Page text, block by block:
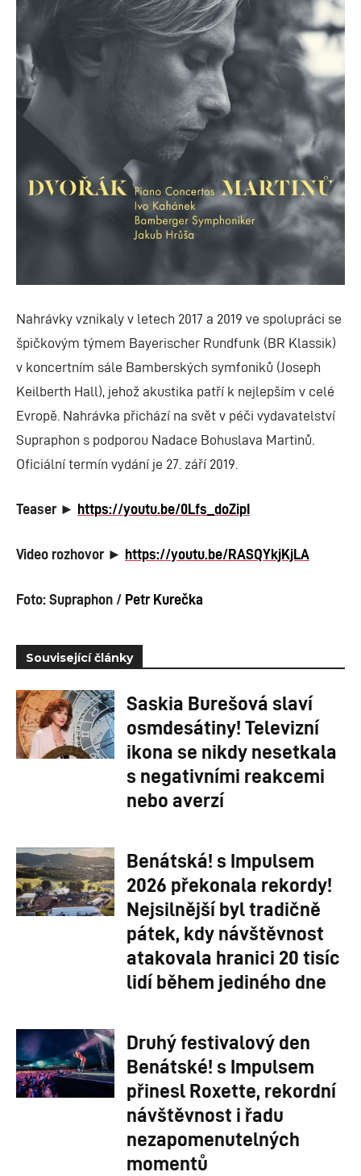
Nahrávky vznikaly v letech 2017 a 2019 ve spolupráci se
špičkovým týmem Bayerischer Rundfunk (BR Klassik)
v koncertním sále Bamberských symfoniků (Joseph
Keilberth Hall), jehož akustika patří k nejlepším v celé
Evropě. Nahrávka přichází na svět v péči vydavatelství
Supraphon s podporou Nadace Bohuslava Martinů.
Oficiální termín vydání je 27. září 2019.
Teaser ► https://youtu.be/0Lfs_doZipI
Video rozhovor ► https://youtu.be/RASQYkjKjLA
Foto: Supraphon / Petr Kurečka
Související články
Saskia Burešová slaví
osmdesátiny! Televizní
ikona se nikdy nesetkala
s negativními reakcemi
nebo averzí
Benátská! s Impulsem
2026 překonala rekordy!
Nejsilnější byl tradičně
pátek, kdy návštěvnost
atakovala hranici 20 tisíc
lidí během jediného dne
Druhý festivalový den
Benátské! s Impulsem
přinesl Roxette, rekordní
návštěvnost i řadu
nezapomenutelných
momentů